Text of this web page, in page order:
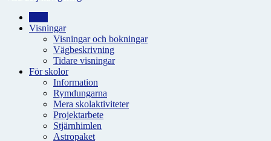
Visningar
Visningar och bokningar
Vägbeskrivning
Tidare visningar
För skolor
Information
Rymdungarna
Mera skolaktiviteter
Projektarbete
Stjärnhimlen
Astropaket